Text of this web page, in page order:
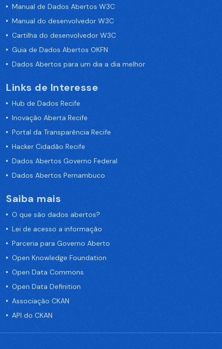
Manual de Dados Abertos W3C
Manual do desenvolvedor W3C
Cartilha do desenvolvedor W3C
Guia de Dados Abertos OKFN
Dados Abertos para um dia a dia melhor
Links de Interesse
Hub de Dados Recife
Inovação Aberta Recife
Portal da Transparência Recife
Hacker Cidadão Recife
Dados Abertos Governo Federal
Dados Abertos Pernambuco
Saiba mais
O que são dados abertos?
Lei de acesso a informação
Parceria para Governo Aberto
Open Knowledge Foundation
Open Data Commons
Open Data Definition
Associação CKAN
API do CKAN